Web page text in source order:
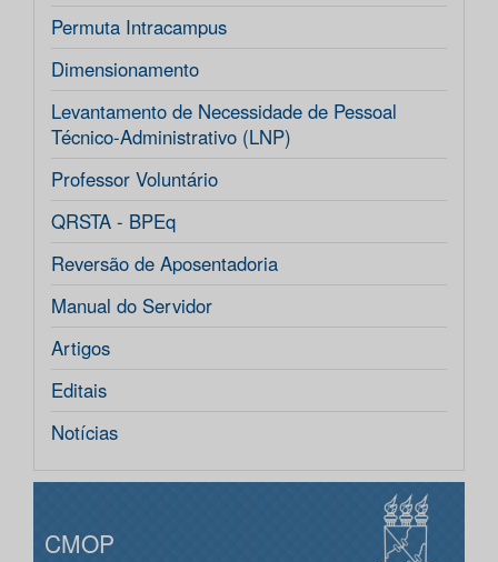
Permuta Intracampus
Dimensionamento
Levantamento de Necessidade de Pessoal
Técnico-Administrativo (LNP)
Professor Voluntário
QRSTA - BPEq
Reversão de Aposentadoria
Manual do Servidor
Artigos
Editais
Notícias
CMOP